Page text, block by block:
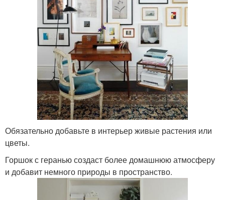
Обязательно добавьте в интерьер живые растения или
цветы.
Горшок с геранью создаст более домашнюю атмосферу
и добавит немного природы в пространство.